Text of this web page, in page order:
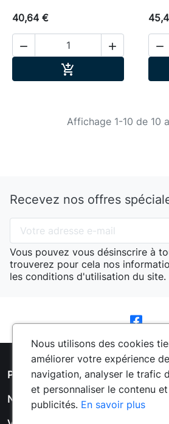
40,64 €
 


Affichage 1-10 de 10
Recevez nos offres
Vous pouvez vous désinscrire à
trouverez pour cela nos
les conditions d'utilisation du site.
Produits
Notre société
Nous utilisons des cookies
améliorer votre expérience de
navigation, analyser le trafic
et personnaliser le contenu
publicités. En savoir plus